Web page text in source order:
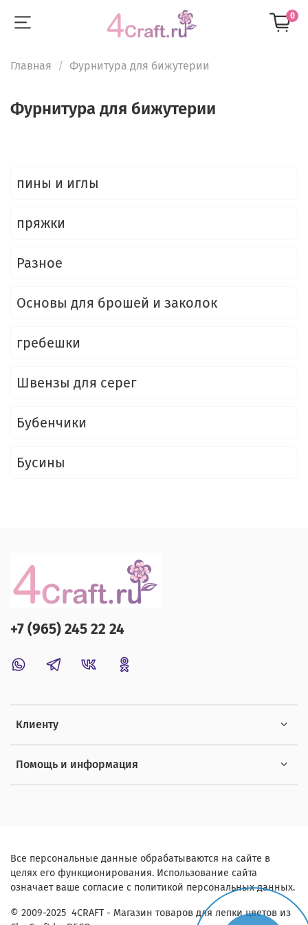
0
Главная Фурнитура для бижутерии
Фурнитура для бижутерии
пины и иглы
пряжки
Разное
Основы для брошей и заколок
гребешки
Швензы для серег
Бубенчики
Бусины
Клиенту
Помощь и информация
+7 (965) 245 22 24
Все персональные данные обрабатываются на сайте в
целях его функционирования. Использование сайта
означает ваше согласие с политикой персональных данных.
© 2009-2025 4CRAFT - Магазин товаров для лепки цветов из